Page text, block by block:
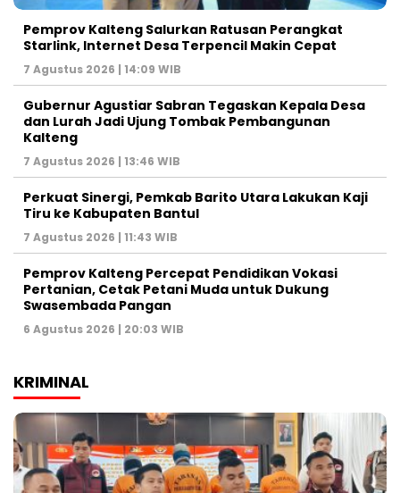
Pemprov Kalteng Salurkan Ratusan Perangkat
Starlink, Internet Desa Terpencil Makin Cepat
7 Agustus 2026 | 14:09 WIB
Gubernur Agustiar Sabran Tegaskan Kepala Desa
dan Lurah Jadi Ujung Tombak Pembangunan
Kalteng
7 Agustus 2026 | 13:46 WIB
Perkuat Sinergi, Pemkab Barito Utara Lakukan Kaji
Tiru ke Kabupaten Bantul
7 Agustus 2026 | 11:43 WIB
Pemprov Kalteng Percepat Pendidikan Vokasi
Pertanian, Cetak Petani Muda untuk Dukung
Swasembada Pangan
6 Agustus 2026 | 20:03 WIB
KRIMINAL